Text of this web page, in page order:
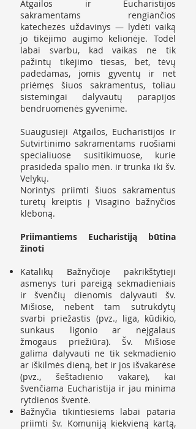
Atgailos ir Eucharistijos
sakramentams rengiančios
katechezės uždavinys — lydėti vaiką
jo tikėjimo augimo kelionėje. Todėl
labai svarbu, kad vaikas ne tik
pažintų tikėjimo tiesas, bet, tėvų
padedamas, jomis gyventų ir net
priėmęs šiuos sakramentus, toliau
sistemingai dalyvautų parapijos
bendruomenės gyvenime.
Suaugusieji Atgailos, Eucharistijos ir
Sutvirtinimo sakramentams ruošiami
specialiuose susitikimuose, kurie
prasideda spalio mėn. ir trunka iki šv.
Velykų.
Norintys priimti šiuos sakramentus
turėtų kreiptis į Visagino bažnyčios
kleboną.
Priimantiems Eucharistiją būtina
žinoti
Katalikų Bažnyčioje pakrikštytieji
asmenys turi pareigą sekmadieniais
ir švenčių dienomis dalyvauti šv.
Mišiose, nebent tam sutrukdytų
svarbi priežastis (pvz., liga, kūdikio,
sunkaus ligonio ar neįgalaus
žmogaus priežiūra). Šv. Mišiose
galima dalyvauti ne tik sekmadienio
ar iškilmės dieną, bet ir jos išvakarėse
(pvz., šeštadienio vakare), kai
švenčiama Eucharistija ir jau minima
rytdienos šventė.
Bažnyčia tikintiesiems labai pataria
priimti šv. Komuniją kiekvieną kartą,